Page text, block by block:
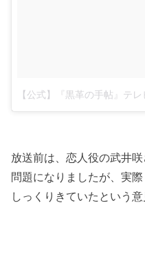
放送前は、恋人役の武井
問題になりましたが、実
しっくりきていたという意